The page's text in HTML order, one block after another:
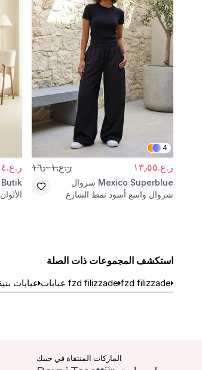
4
ر.ع.١٣٫٥٥ ر.ع.١٦٫٠١
Mexico Superblue سروال
شروال واسع أسود نمط الشارع
ر.ع.١٢٫٤٤
استكشف المجموعات ذات الصلة
fzd filizzade fzd filizzade عبايات عبايات
الماركات المنتقاة في جيبك